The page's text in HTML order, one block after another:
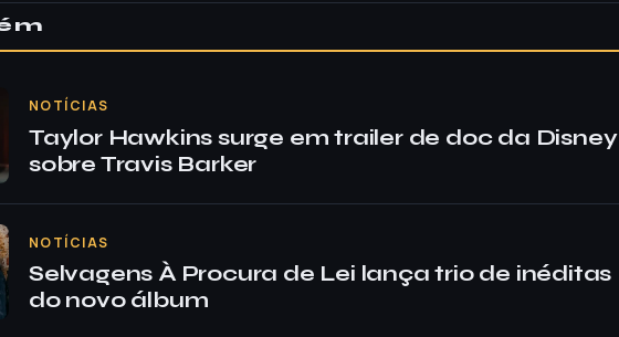
NOTÍCIAS
Taylor Hawkins surge em trailer de doc da Disney
sobre Travis Barker
NOTÍCIAS
Selvagens À Procura de Lei lança trio de inéditas
do novo álbum